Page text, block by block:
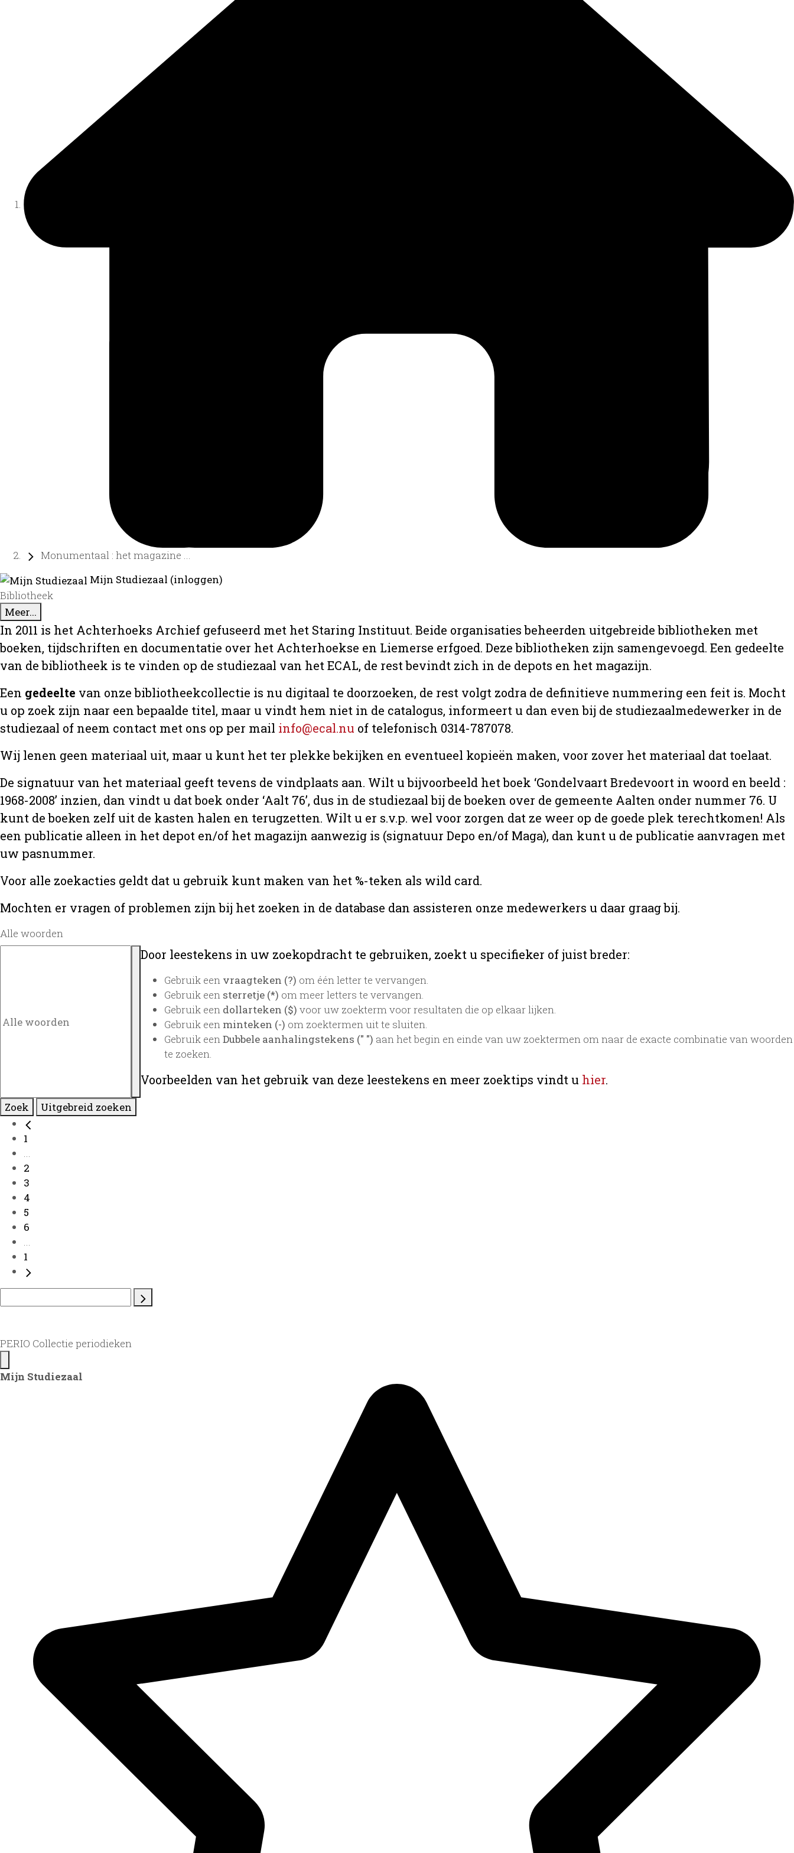
Monumentaal : het magazine ...
Mijn Studiezaal (inloggen)
Bibliotheek
Meer...
In 2011 is het Achterhoeks Archief gefuseerd met het Staring Instituut. Beide organisaties beheerden uitgebreide bibliotheken met
boeken, tijdschriften en documentatie over het Achterhoekse en Liemerse erfgoed. Deze bibliotheken zijn samengevoegd. Een gedeelte
van de bibliotheek is te vinden op de studiezaal van het ECAL, de rest bevindt zich in de depots en het magazijn.
Een gedeelte van onze bibliotheekcollectie is nu digitaal te doorzoeken, de rest volgt zodra de definitieve nummering een feit is. Mocht
u op zoek zijn naar een bepaalde titel, maar u vindt hem niet in de catalogus, informeert u dan even bij de studiezaalmedewerker in de
studiezaal of neem contact met ons op per mail info@ecal.nu of telefonisch 0314-787078.
Wij lenen geen materiaal uit, maar u kunt het ter plekke bekijken en eventueel kopieën maken, voor zover het materiaal dat toelaat.
De signatuur van het materiaal geeft tevens de vindplaats aan. Wilt u bijvoorbeeld het boek ‘Gondelvaart Bredevoort in woord en beeld :
1968-2008’ inzien, dan vindt u dat boek onder ‘Aalt 76’, dus in de studiezaal bij de boeken over de gemeente Aalten onder nummer 76. U
kunt de boeken zelf uit de kasten halen en terugzetten. Wilt u er s.v.p. wel voor zorgen dat ze weer op de goede plek terechtkomen! Als
een publicatie alleen in het depot en/of het magazijn aanwezig is (signatuur Depo en/of Maga), dan kunt u de publicatie aanvragen met
uw pasnummer.
Voor alle zoekacties geldt dat u gebruik kunt maken van het %-teken als wild card.
Mochten er vragen of problemen zijn bij het zoeken in de database dan assisteren onze medewerkers u daar graag bij.
Alle woorden
Door leestekens in uw zoekopdracht te gebruiken, zoekt u specifieker of juist breder:
Gebruik een vraagteken (?) om één letter te vervangen.
Gebruik een sterretje (*) om meer letters te vervangen.
Gebruik een dollarteken ($) voor uw zoekterm voor resultaten die op elkaar lijken.
Gebruik een minteken (-) om zoektermen uit te sluiten.
Gebruik eenDubbele aanhalingstekens (" ") aan het begin en einde van uw zoektermen om naar de exacte combinatie van woorden
te zoeken.
Voorbeelden van het gebruik van deze leestekens en meer zoektips vindt u hier.
Zoek Uitgebreid zoeken
1
...
2
3
4
5
6
...
1
PERIO Collectie periodieken
Mijn Studiezaal